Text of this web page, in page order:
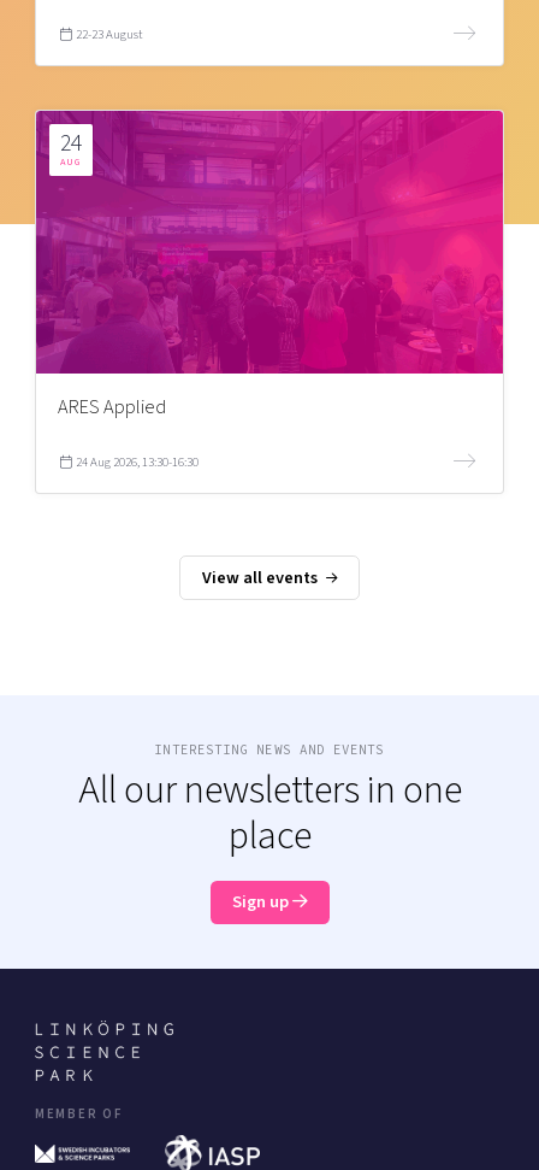
22-23 August
24
AUG
ARES Applied
24 Aug 2026, 13:30-16:30
View all events
INTERESTING NEWS AND EVENTS
All our newsletters in one
place
Sign up
MEMBER OF